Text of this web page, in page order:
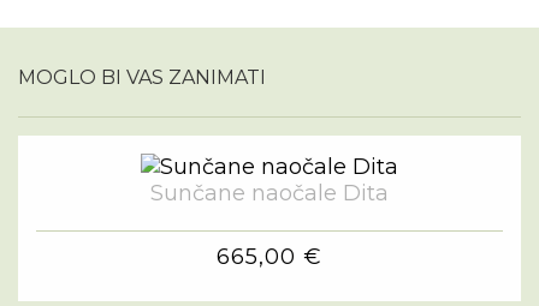
MOGLO BI VAS ZANIMATI
Sunčane naočale Dita
665,00 €